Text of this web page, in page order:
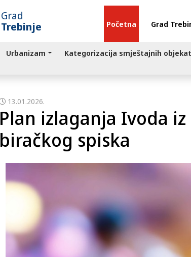
Grad
Trebinje
Početna Grad
Urbanizam Kategorizacija smještajnih
13.01.2026.
Plan izlaganja Ivoda
biračkog spiska